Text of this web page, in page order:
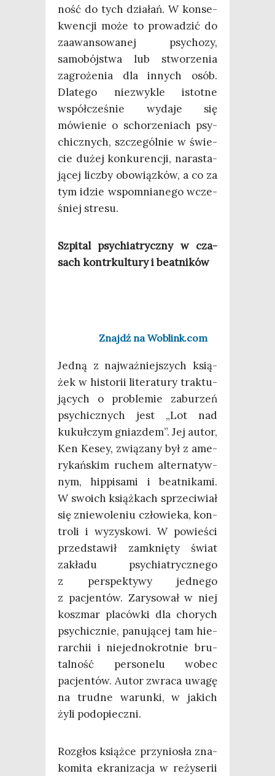
ność do tych dzia­łań. W kon­se­
kwen­cji może to pro­wa­dzić do
zaawan­so­wa­nej psy­cho­zy,
samo­bój­stwa lub stwo­rze­nia
zagro­że­nia dla innych osób.
Dla­te­go nie­zwy­kle istot­ne
współ­cze­śnie wyda­je się
mówie­nie o scho­rze­niach psy­
chicz­nych, szcze­gól­nie w świe­
cie dużej kon­ku­ren­cji, nara­sta­
ją­cej licz­by obo­wiąz­ków, a co za
tym idzie wspo­mnia­ne­go wcze­
śniej stresu.
Szpi­tal psy­chia­trycz­ny w cza­
sach kontr­kul­tu­ry i beatników
Znajdź na Woblink.com
Jed­ną z naj­waż­niej­szych ksią­
żek w histo­rii lite­ra­tu­ry trak­tu­
ją­cych o pro­ble­mie zabu­rzeń
psy­chicz­nych jest „Lot nad
kukuł­czym gniaz­dem”. Jej autor,
Ken Kesey, zwią­za­ny był z ame­
ry­kań­skim ruchem alter­na­tyw­
nym, hip­pi­sa­mi i beat­ni­ka­mi.
W swo­ich książ­kach sprze­ci­wiał
się znie­wo­le­niu czło­wie­ka, kon­
tro­li i wyzy­sko­wi. W powie­ści
przed­sta­wił zamknię­ty świat
zakła­du psy­chia­trycz­ne­go
z per­spek­ty­wy jed­ne­go
z pacjen­tów. Zary­so­wał w niej
kosz­mar pla­ców­ki dla cho­rych
psy­chicz­nie, panu­ją­cej tam hie­
rar­chii i nie­jed­no­krot­nie bru­
tal­ność per­so­ne­lu wobec
pacjen­tów. Autor zwra­ca uwa­gę
na trud­ne warun­ki, w jakich
żyli podopieczni.
Roz­głos książ­ce przy­nio­sła zna­
ko­mi­ta ekra­ni­za­cja w reży­se­rii